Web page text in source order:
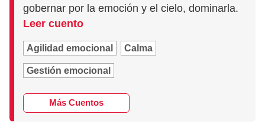
gobernar por la emoción y el cielo, dominarla.
Leer cuento
Agilidad emocional Calma
Gestión emocional
Más Cuentos